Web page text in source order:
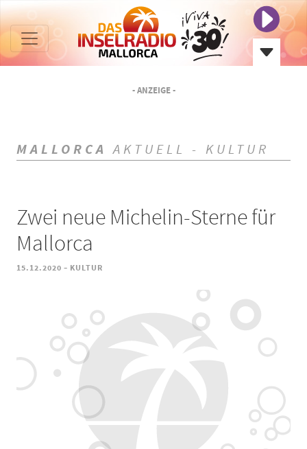
- ANZEIGE -
MALLORCA AKTUELL - KULTUR
Zwei neue Michelin-Sterne für
Mallorca
15.12.2020 - KULTUR